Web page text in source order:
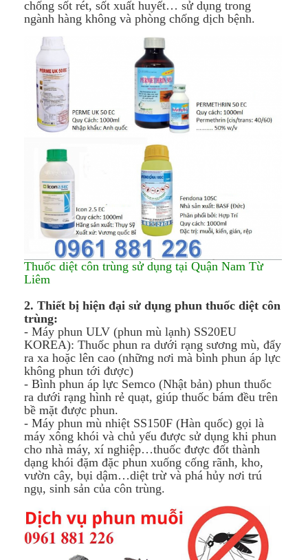
chống sốt rét, sốt xuất huyết… sử dụng trong
ngành hàng không và phòng chống dịch bệnh.
Thuốc diệt côn trùng sử dụng tại Quận Nam Từ
Liêm
2. Thiết bị hiện đại sử dụng phun thuốc diệt côn
trùng:
- Máy phun ULV (phun mù lạnh) SS20EU
KOREA): Thuốc phun ra dưới rạng sương mù, đẩy
ra xa hoặc lên cao (những nơi mà bình phun áp lực
không phun tới được)
- Bình phun áp lực Semco (Nhật bản) phun thuốc
ra dưới rạng hình rẻ quạt, giúp thuốc bám đều trên
bề mặt được phun.
- Máy phun mù nhiệt SS150F (Hàn quốc) gọi là
máy xông khói và chủ yếu được sử dụng khi phun
cho nhà máy, xí nghiệp…thuốc được đốt thành
dạng khói đặm đặc phun xuống cống rãnh, kho,
vườn cây, bụi dậm…diệt trừ và phá hủy nơi trú
ngụ, sinh sản của côn trùng.